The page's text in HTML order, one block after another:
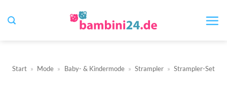
Inhalt
Start » Mode » Baby- & Kindermode » Strampler » Strampler-Set